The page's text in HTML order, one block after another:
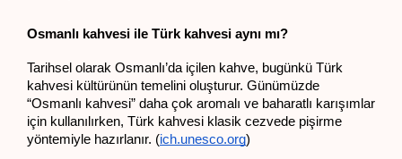
Osmanlı kahvesi ile Türk kahvesi aynı mı?
Tarihsel olarak Osmanlı’da içilen kahve, bugünkü Türk
kahvesi kültürünün temelini oluşturur. Günümüzde
“Osmanlı kahvesi” daha çok aromalı ve baharatlı karışımlar
için kullanılırken, Türk kahvesi klasik cezvede pişirme
yöntemiyle hazırlanır. (ich.unesco.org)